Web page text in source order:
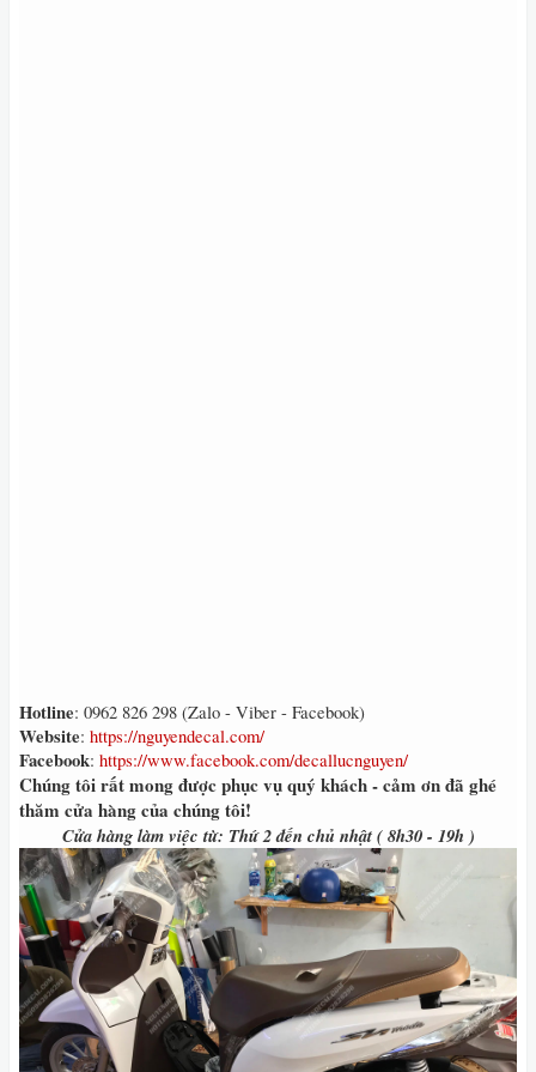
Hotline: 0962 826 298 (Zalo - Viber - Facebook)
Website: https://nguyendecal.com/
Facebook: https://www.facebook.com/decallucnguyen/
Chúng tôi rất mong được phục vụ quý khách - cảm ơn đã ghé
thăm cửa hàng của chúng tôi!
Cửa hàng làm việc từ: Thứ 2 đến chủ nhật ( 8h30 - 19h )